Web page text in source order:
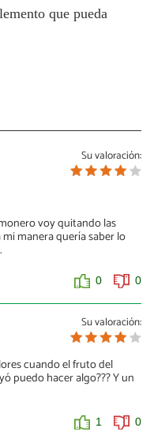
que pueda
Su valoración:
voy quitando las
manera quería saber lo
0 0
Su valoración:
cuando el fruto del
puedo hacer algo??? Y un
1 0